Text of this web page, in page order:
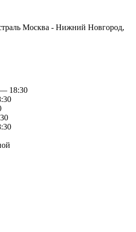
Москва - Нижний Новгород,
18:30